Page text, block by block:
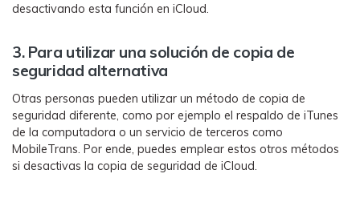
desactivando esta función en iCloud.
3. Para utilizar una solución de copia de
seguridad alternativa󠀲󠀡󠀠󠀥󠀩󠀧󠀣󠀣󠀦󠀳
󠀰Otras personas pueden utilizar un método de copia de
seguridad diferente, como por ejemplo el respaldo de iTunes
de la computadora o un servicio de terceros como
MobileTrans.󠀲󠀡󠀠󠀥󠀩󠀧󠀣󠀣󠀧󠀳󠀰 Por ende, puedes emplear estos otros métodos
si desactivas la copia de seguridad de iCloud.󠀲󠀡󠀠󠀥󠀩󠀧󠀣󠀣󠀨󠀳